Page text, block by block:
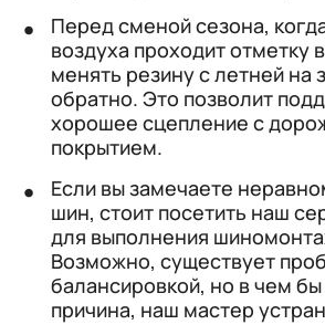
Перед сменой сезона,
воздуха проходит отметку
менять резину с летней
обратно. Это позволит
хорошее сцепление с
покрытием.
Если вы замечаете
шин, стоит посетить наш
для выполнения
Возможно, существует
балансировкой, но в чем
причина, наш мастер